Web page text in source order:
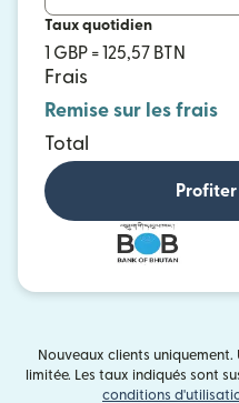
Taux quotidien
1 GBP = 125,57 BTN
Frais
Remise sur les frais
Total
Nouveaux clients
limitée. Les taux indiqués sont
conditions